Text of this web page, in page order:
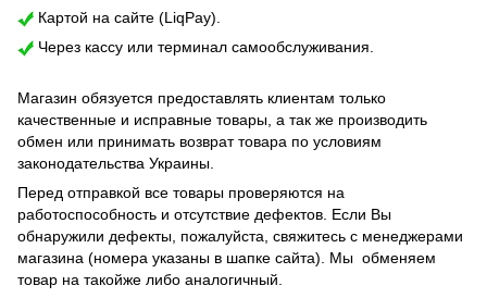
Картой на сайте (LiqPay).
Через кассу или терминал самообслуживания.
Магазин обязуется предоставлять клиентам только
качественные и исправные товары, а так же производить
обмен или принимать возврат товара по условиям
законодательства Украины.
Перед отправкой все товары проверяются на
работоспособность и отсутствие дефектов. Если Вы
обнаружили дефекты, пожалуйста, свяжитесь с менеджерами
магазина (номера указаны в шапке сайта). Мы обменяем
товар на такойже либо аналогичный.